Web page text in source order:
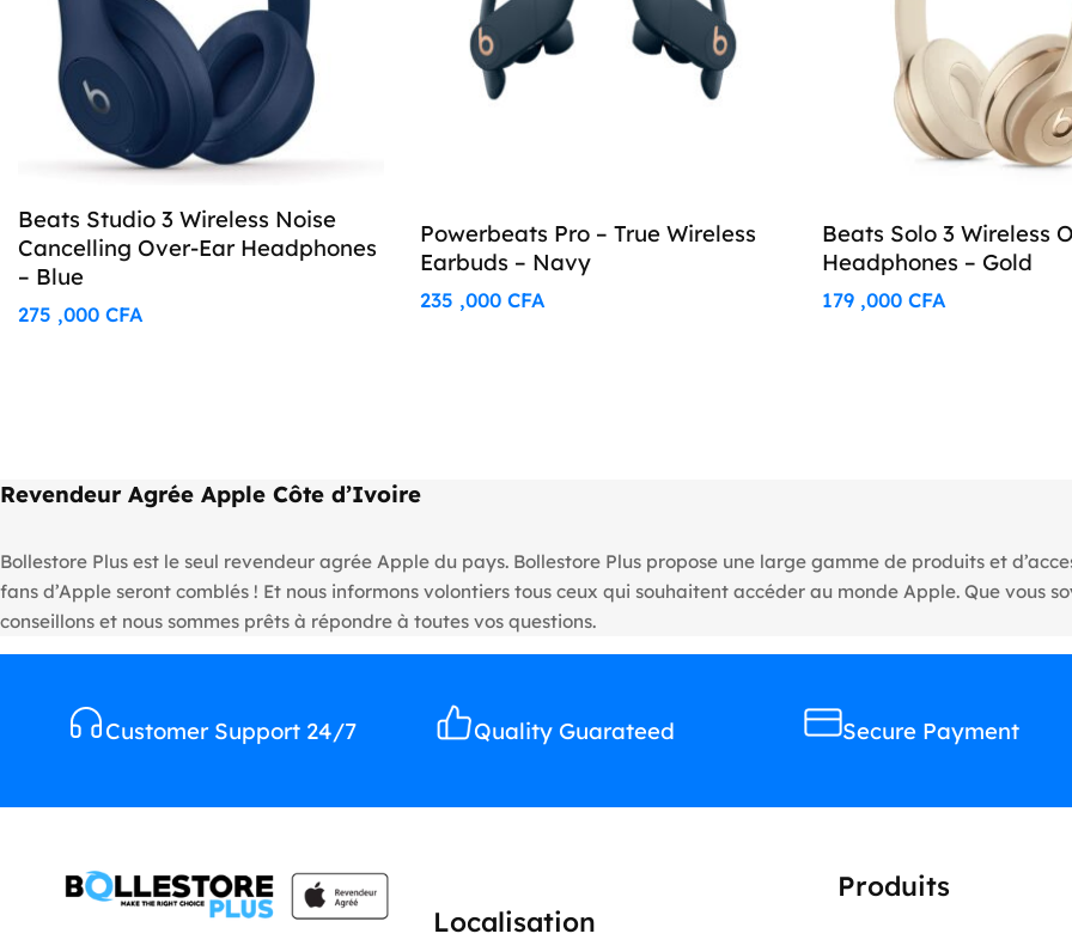
Beats Studio 3 Wireless Noise
Cancelling Over-Ear Headphones
– Blue
275 ,000CFA
Powerbeats Pro – True Wireless
Earbuds – Navy
235 ,000CFA
Beats Solo 3 Wireless
Headphones – Gold
179 ,000CFA
Revendeur Agrée Apple Côte d’Ivoire
Bollestore Plus est le seul revendeur agrée Apple du pays. Bollestore Plus propose une large gamme de produits et
fans d’Apple seront comblés ! Et nous informons volontiers tous ceux qui souhaitent accéder au monde Apple. Que vous
conseillons et nous sommes prêts à répondre à toutes vos questions.
Customer Support 24/7 Quality Guarateed Secure Payment
Localisation
Produits